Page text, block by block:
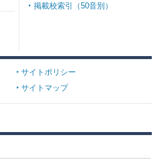
掲載校索引（50音別）
サイトポリシー
サイトマップ